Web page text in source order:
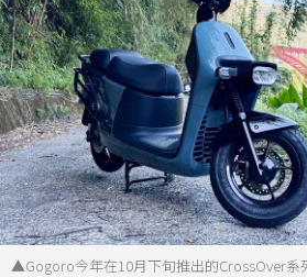
▲Gogoro今年在10月下旬推出的CrossOver系